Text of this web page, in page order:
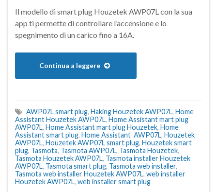
Il modello di smart plug Houzetek AWP07L con la sua
app ti permette di controllare l’accensione e lo
spegnimento di un carico fino a 16A.
Continua a leggere
AWP07L smart plug, Haking Houzetek AWP07L, Home
Assistant Houzetek AWP07L, Home Assistant mart plug
AWP07L, Home Assistant mart plug Houzetek, Home
Assistant smart plug, Home Assistant AWP07L, Houzetek
AWP07L, Houzetek AWP07L smart plug, Houzetek smart
plug, Tasmota, Tasmota AWP07L, Tasmota Houzetek,
Tasmota Houzetek AWP07L, Tasmota installer Houzetek
AWP07L, Tasmota smart plug, Tasmota web installer,
Tasmota web installer Houzetek AWP07L, web installer
Houzetek AWP07L, web installer smart plug